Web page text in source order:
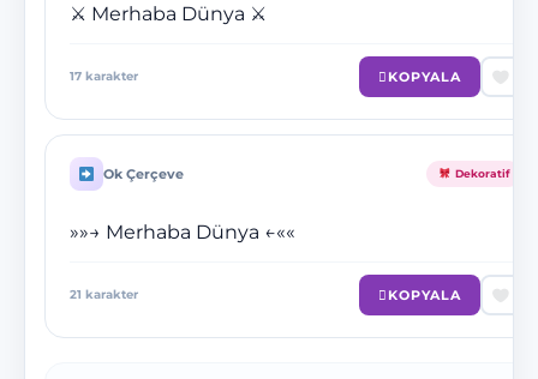
⚔ Merhaba Dünya ⚔
17 karakter KOPYALA
Ok Çerçeve Dekoratif
»»→ Merhaba Dünya ←««
21 karakter KOPYALA